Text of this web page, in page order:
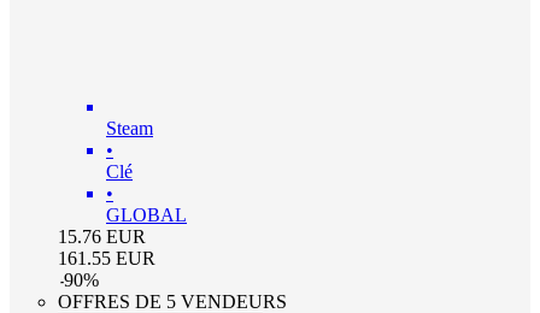
Steam
•
Clé
•
GLOBAL
15.76 EUR
161.55 EUR
-90%
OFFRES DE 5 VENDEURS